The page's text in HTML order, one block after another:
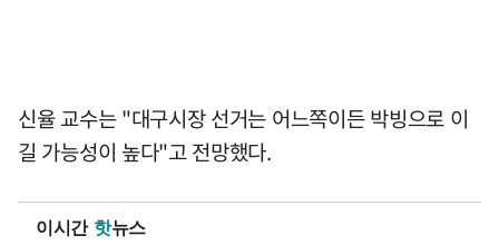
신율 교수는 "대구시장 선거는 어느쪽이든 박빙으로 이
길 가능성이 높다"고 전망했다.
이시간 핫뉴스